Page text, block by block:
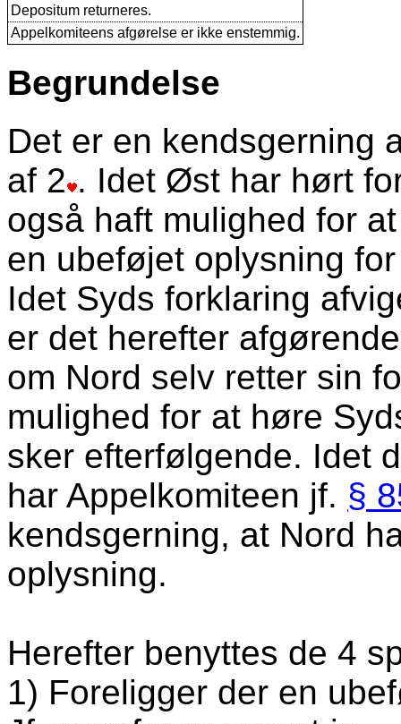
Depositum returneres.
Appelkomiteens afgørelse er ikke enstemmig.
Begrundelse
Det er en kendsgerning
af 2 . Idet Øst har hørt
også haft mulighed for
en ubeføjet oplysning
Idet Syds forklaring
er det herefter
om Nord selv retter sin
mulighed for at høre
sker efterfølgende. Idet
har Appelkomiteen jf. §
kendsgerning, at Nord
oplysning.
Herefter benyttes de 4
1) Foreligger der en